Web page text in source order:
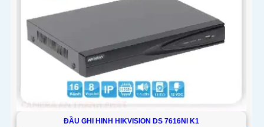
ĐẦU GHI HINH HIKVISION DS 7616NI K1